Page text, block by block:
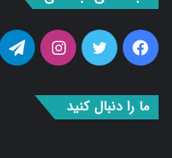
فیس
بوک
توییتراینستاگرام